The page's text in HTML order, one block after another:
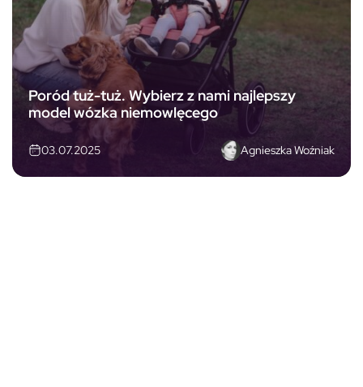
Poród tuż-tuż. Wybierz z nami najlepszy
model wózka niemowlęcego
03.07.2025 Agnieszka Woźniak